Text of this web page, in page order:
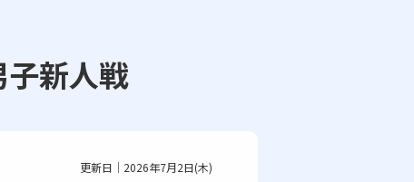
新人戦
更新日｜2026年7月2日(木)